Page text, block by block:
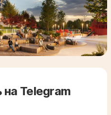
Telegram